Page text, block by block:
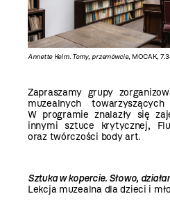
Annette Kelm. Tomy, przemówcie, MOCAK,
Zapraszamy grupy
muzealnych
W programie znalazły się
innymi sztuce krytycznej,
oraz twórczości body art.
Sztuka w kopercie. Słowo,
Lekcja muzealna dla dzieci i